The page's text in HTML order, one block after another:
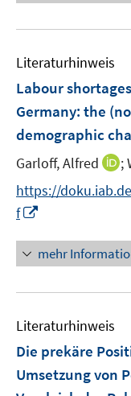
Literaturhinweis
Labour
Germany: the
demographic
Garloff, Alfred
I
n
n
u
e
F
s
t
;
https://
f
n
e
u
m
F
e
n
mehr
Literaturhinweis
Die prekäre
Umsetzung von